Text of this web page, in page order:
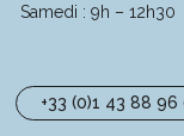
Samedi : 9h – 12h30
+33 (0)1 43 88 96